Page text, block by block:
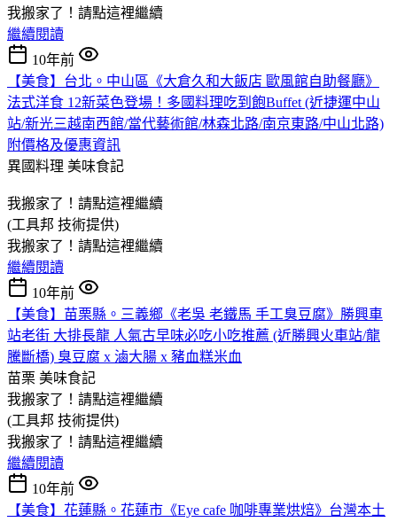
我搬家了！請點這裡繼續
繼續閱讀
10年前
【美食】台北。中山區《大倉久和大飯店 歐風館自助餐廳》
法式洋食 12新菜色登場！多國料理吃到飽Buffet (近捷運中山
站/新光三越南西館/當代藝術館/林森北路/南京東路/中山北路)
附價格及優惠資訊
異國料理 美味食記
我搬家了！請點這裡繼續
(工具邦 技術提供)
我搬家了！請點這裡繼續
繼續閱讀
10年前
【美食】苗栗縣。三義鄉《老吳 老鐵馬 手工臭豆腐》勝興車
站老街 大排長龍 人氣古早味必吃小吃推薦 (近勝興火車站/龍
騰斷橋) 臭豆腐 x 滷大腸 x 豬血糕米血
苗栗 美味食記
我搬家了！請點這裡繼續
(工具邦 技術提供)
我搬家了！請點這裡繼續
繼續閱讀
10年前
【美食】花蓮縣。花蓮市《Eye cafe 咖啡專業烘焙》台灣本土